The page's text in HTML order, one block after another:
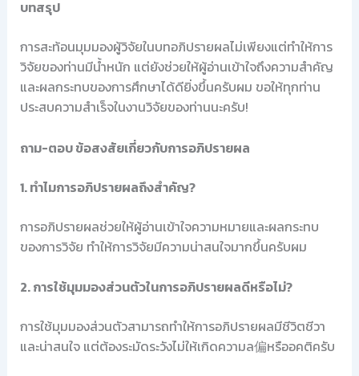
บทสรุป
การสะท้อนมุมมองผู้วิจัยในบทอภิปรายผลไม่เพียงแต่ทำให้การ
วิจัยของท่านมีน้ำหนัก แต่ยังช่วยให้ผู้อ่านเข้าใจถึงความสำคัญ
และผลกระทบของการศึกษาได้ดียิ่งขึ้นครับผม ขอให้ทุกท่าน
ประสบความสำเร็จในงานวิจัยของท่านนะครับ!
ถาม-ตอบ ข้อสงสัยเกี่ยวกับการอภิปรายผล
1. ทำไมการอภิปรายผลถึงสำคัญ?
การอภิปรายผลช่วยให้ผู้อ่านเข้าใจความหมายและผลกระทบ
ของการวิจัย ทำให้การวิจัยมีความน่าสนใจมากขึ้นครับผม
2. การใช้มุมมองส่วนตัวในการอภิปรายผลดีหรือไม่?
การใช้มุมมองส่วนตัวสามารถทำให้การอภิปรายผลมีชีวิตชีวา
และน่าสนใจ แต่ต้องระมัดระวังไม่ให้เกิดความล偏หรืออคติครับ